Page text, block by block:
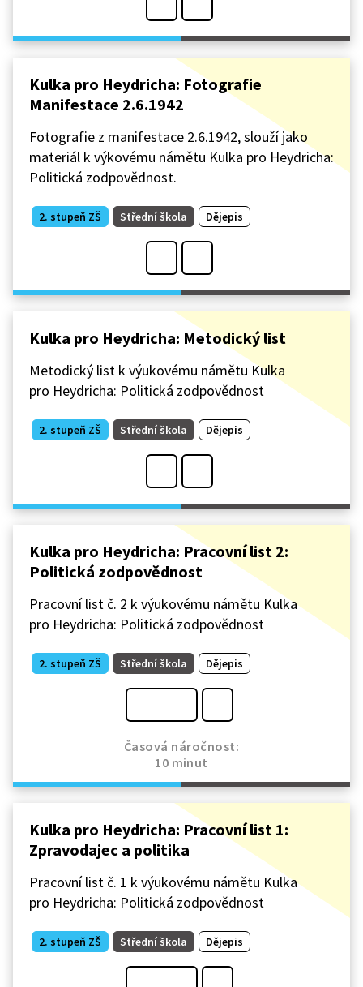
Kulka pro Heydricha: Fotografie
Manifestace 2.6.1942
Fotografie z manifestace 2.6.1942, slouží jako
materiál k výkovému námětu Kulka pro Heydricha:
Politická zodpovědnost.
2. stupeň ZŠ Střední škola Dějepis
Kulka pro Heydricha: Metodický list
Metodický list k výukovému námětu Kulka
pro Heydricha: Politická zodpovědnost
2. stupeň ZŠ Střední škola Dějepis
Kulka pro Heydricha: Pracovní list 2:
Politická zodpovědnost
Pracovní list č. 2 k výukovému námětu Kulka
pro Heydricha: Politická zodpovědnost
2. stupeň ZŠ Střední škola Dějepis
Časová náročnost:
10 minut
Kulka pro Heydricha: Pracovní list 1:
Zpravodajec a politika
Pracovní list č. 1 k výukovému námětu Kulka
pro Heydricha: Politická zodpovědnost
2. stupeň ZŠ Střední škola Dějepis